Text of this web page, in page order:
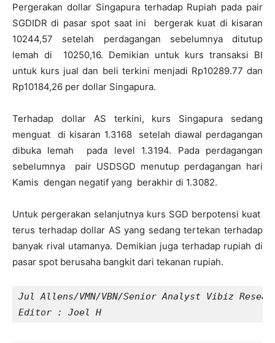
Pergerakan dollar Singapura terhadap Rupiah pada pair
SGDIDR di pasar spot saat ini bergerak kuat di kisaran
10244,57 setelah perdagangan sebelumnya ditutup
lemah di 10250,16. Demikian untuk kurs transaksi BI
untuk kurs jual dan beli terkini menjadi Rp10289.77 dan
Rp10184,26 per dollar Singapura.
Terhadap dollar AS terkini, kurs Singapura sedang
menguat di kisaran 1.3168 setelah diawal perdagangan
dibuka lemah pada level 1.3194. Pada perdagangan
sebelumnya pair USDSGD menutup perdagangan hari
Kamis dengan negatif yang berakhir di 1.3082.
Untuk pergerakan selanjutnya kurs SGD berpotensi kuat
terus terhadap dollar AS yang sedang tertekan terhadap
banyak rival utamanya. Demikian juga terhadap rupiah di
pasar spot berusaha bangkit dari tekanan rupiah.
Jul Allens/VMN/VBN/Senior Analyst Vibiz
Editor : Joel H